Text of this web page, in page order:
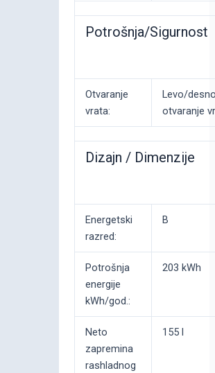
Potrošnja/Sigurnost
Otvaranje
vrata:
Levo/
otvaranje
Dizajn / Dimenzije
Energetski
razred:
B
Potrošnja
energije
kWh/god.:
203 kWh
Neto
zapremina
rashladnog
155 l